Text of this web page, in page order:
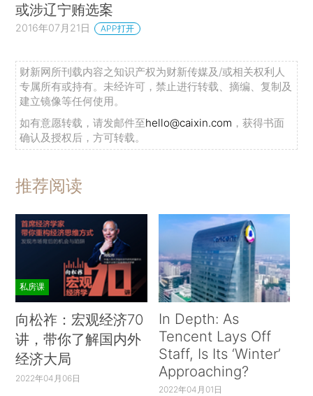
或涉辽宁贿选案
2016年07月21日 APP打开
财新网所刊载内容之知识产权为财新传媒及/或相关权利人
专属所有或持有。未经许可，禁止进行转载、摘编、复制及
建立镜像等任何使用。
如有意愿转载，请发邮件至hello@caixin.com ，获得书面
确认及授权后，方可转载。
推荐阅读
私房课
向松祚：宏观经济70
讲，带你了解国内外
经济大局
2022年04月06日
In Depth: As
Tencent Lays Off
Staff, Is Its ‘Winter’
Approaching?
2022年04月01日